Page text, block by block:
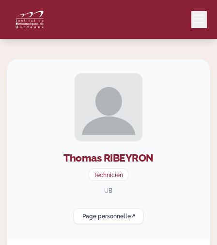
Thomas RIBEYRON
Technicien
UB
Page personnelle↗